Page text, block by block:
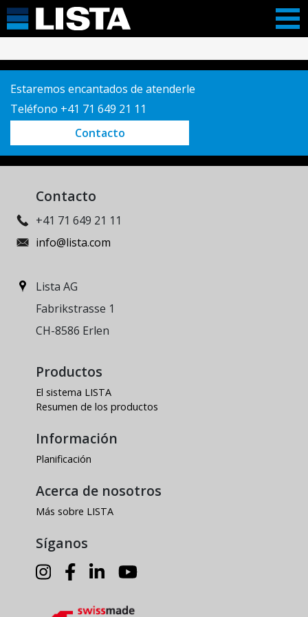
Estaremos encantados de atenderle
Teléfono +41 71 649 21 11
Contacto
Contacto
+41 71 649 21 11
info@lista.com
Lista AG
Fabrikstrasse 1
CH-8586 Erlen
Productos
El sistema LISTA
Resumen de los productos
Información
Planificación
Acerca de nosotros
Más sobre LISTA
Síganos